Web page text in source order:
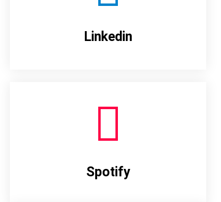
Linkedin
Spotify